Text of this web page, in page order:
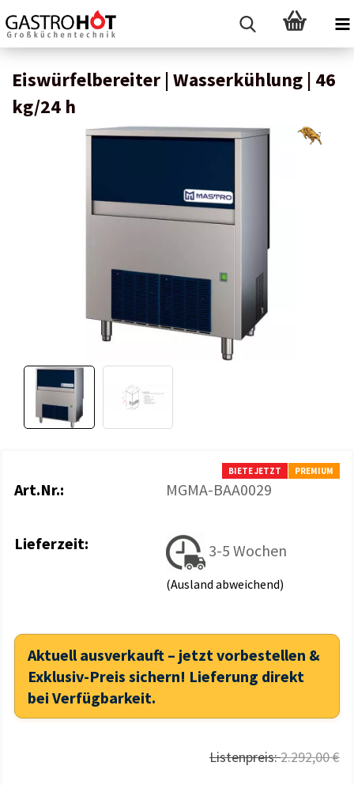
Eiswürfelbereiter | Wasserkühlung | 46
kg/24 h
BIETE JETZT PREMIUM
Art.Nr.: MGMA-BAA0029
Lieferzeit: 3-5 Wochen
(Ausland abweichend)
Aktuell ausverkauft – jetzt vorbestellen &
Exklusiv-Preis sichern! Lieferung direkt
bei Verfügbarkeit.
Listenpreis:2.292,00 €